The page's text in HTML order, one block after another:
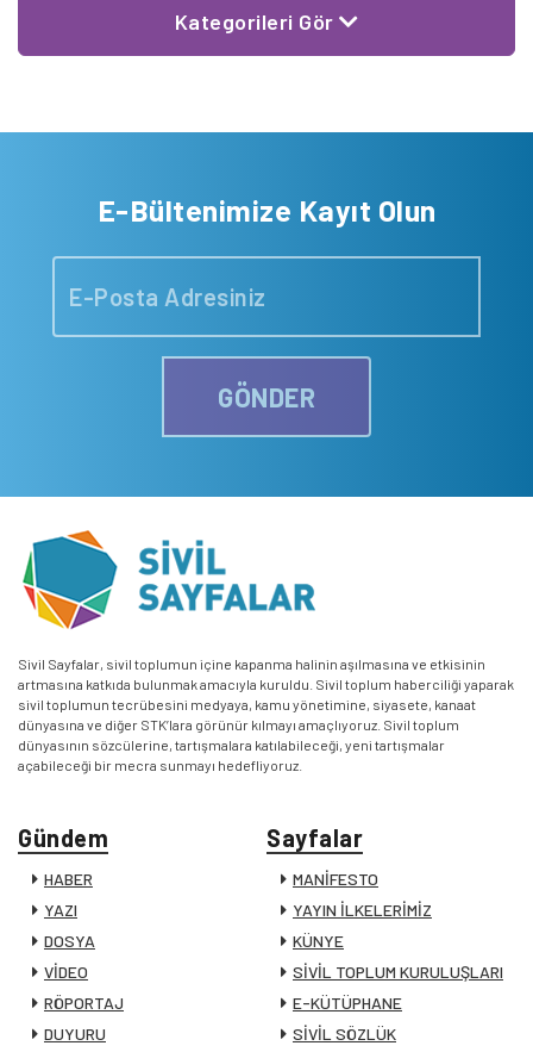
Kategorileri Gör
E-Bültenimize Kayıt Olun
GÖNDER
Sivil Sayfalar, sivil toplumun içine kapanma halinin aşılmasına ve etkisinin
artmasına katkıda bulunmak amacıyla kuruldu. Sivil toplum haberciliği yaparak
sivil toplumun tecrübesini medyaya, kamu yönetimine, siyasete, kanaat
dünyasına ve diğer STK’lara görünür kılmayı amaçlıyoruz. Sivil toplum
dünyasının sözcülerine, tartışmalara katılabileceği, yeni tartışmalar
açabileceği bir mecra sunmayı hedefliyoruz.
Gündem
HABER
YAZI
DOSYA
VİDEO
RÖPORTAJ
DUYURU
Sayfalar
MANİFESTO
YAYIN İLKELERİMİZ
KÜNYE
SİVİL TOPLUM KURULUŞLARI
E-KÜTÜPHANE
SİVİL SÖZLÜK